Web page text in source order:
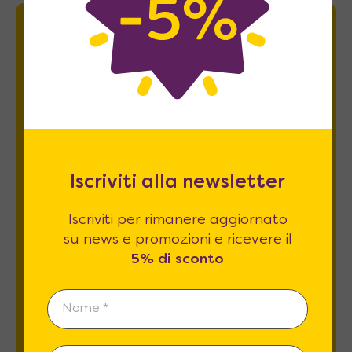
Newsletter
Iscriviti per rimanere aggiornato su news
privacy *
REGISTRATI
Iscriviti alla newsletter
Iscriviti per rimanere aggiornato
su news e promozioni e ricevere il
5% di sconto